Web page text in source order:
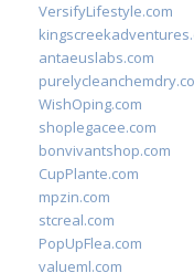
VersifyLifestyle.com
antaeuslabs.com
WishOping.com
shoplegacee.com
bonvivantshop.com
CupPlante.com
mpzin.com
stcreal.com
PopUpFlea.com
valueml.com